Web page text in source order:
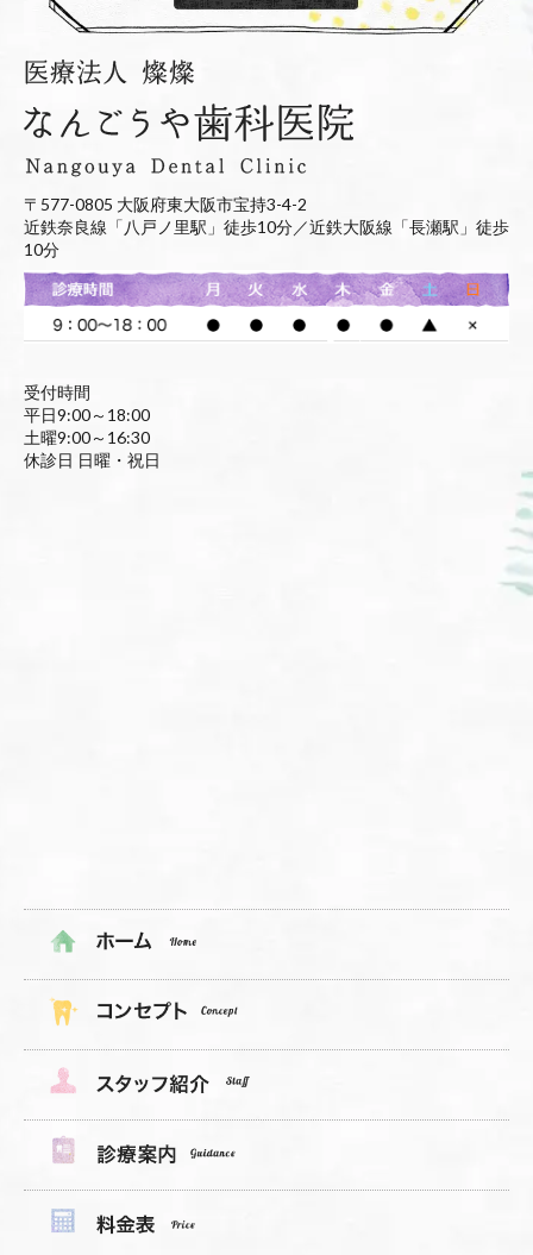
〒577-0805 大阪府東大阪市宝持3-4-2
近鉄奈良線「八戸ノ里駅」徒歩10分／近鉄大阪線「長瀬駅」徒歩
10分
受付時間
平日9:00～18:00
土曜9:00～16:30
休診日 日曜・祝日